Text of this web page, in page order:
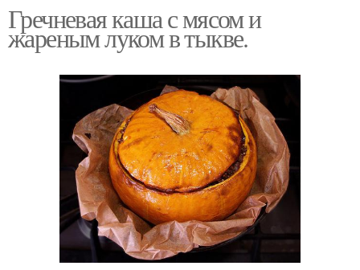
Гречневая каша с мясом и
жареным луком в тыкве.